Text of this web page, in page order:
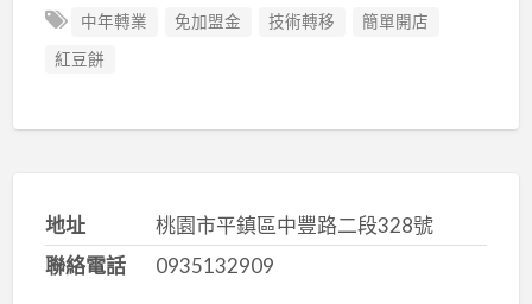
中年轉業 免加盟金 技術轉移
簡單開店
紅豆餅
地址
桃園市平鎮區中豐路二段328號
聯絡電話
0935132909